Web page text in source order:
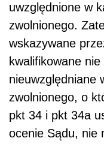
uwzględnione w
zwolnionego.
wskazywane
kwalifikowane
nieuwzględniane
zwolnionego, o
pkt 34 i pkt 34a
ocenie Sądu, nie